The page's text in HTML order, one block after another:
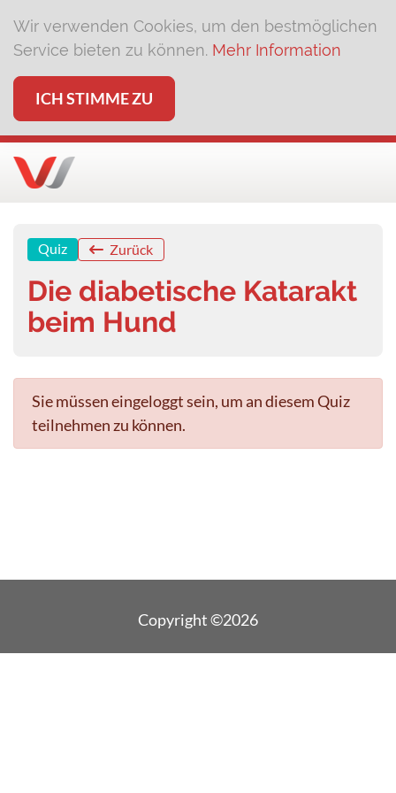
Wir verwenden Cookies, um den bestmöglichen
Service bieten zu können. Mehr Information
ICH STIMME ZU
Quiz Zurück
Die diabetische Katarakt
beim Hund
Sie müssen eingeloggt sein, um an diesem Quiz
teilnehmen zu können.
Copyright ©2026